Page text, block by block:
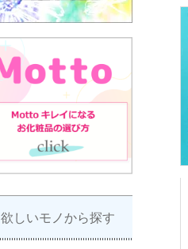
欲しいモノから探す